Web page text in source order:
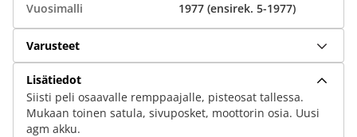
Vuosimalli
1977 (ensirek. 5-1977)
Varusteet
Lisätiedot
Siisti peli osaavalle remppaajalle, pisteosat tallessa.
Mukaan toinen satula, sivuposket, moottorin osia. Uusi
agm akku.